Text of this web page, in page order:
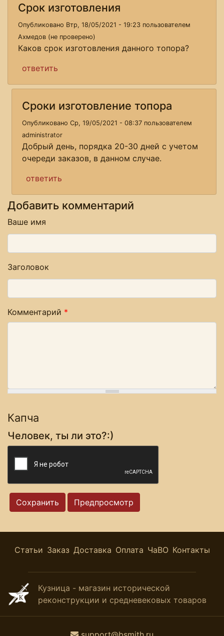
Срок изготовления
Опубликовано Втр, 18/05/2021 - 19:23 пользователем
Ахмедов (не проверено)
Каков срок изготовления данного топора?
ответить
Сроки изготовление топора
Опубликовано Ср, 19/05/2021 - 08:37 пользователем
administrator
Добрый день, порядка 20-30 дней с учетом
очереди заказов, в данном случае.
ответить
Добавить комментарий
Ваше имя
Заголовок
Комментарий *
Капча
Человек, ты ли это?:)
Статьи Заказ Доставка Оплата ЧаВО Контакты
Кузница - магазин исторической
реконструкции и средневековых товаров